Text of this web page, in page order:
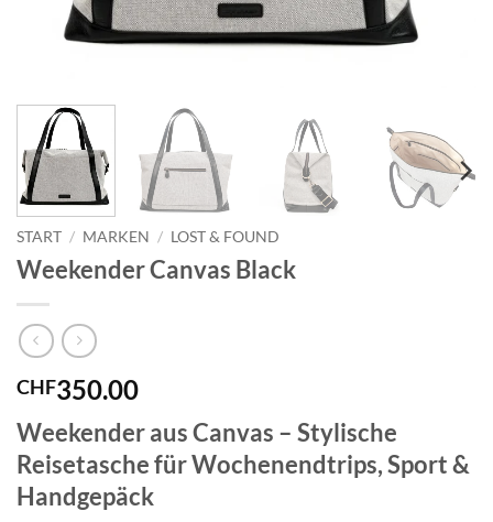
START / MARKEN / LOST & FOUND
Weekender Canvas Black
CHF350.00
Weekender aus Canvas – Stylische
Reisetasche für Wochenendtrips, Sport &
Handgepäck